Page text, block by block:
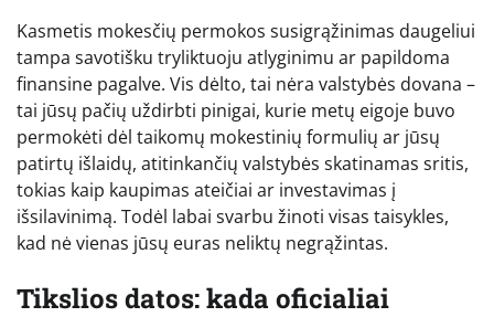
Kasmetis mokesčių permokos susigrąžinimas daugeliui
tampa savotišku tryliktuoju atlyginimu ar papildoma
finansine pagalve. Vis dėlto, tai nėra valstybės dovana –
tai jūsų pačių uždirbti pinigai, kurie metų eigoje buvo
permokėti dėl taikomų mokestinių formulių ar jūsų
patirtų išlaidų, atitinkančių valstybės skatinamas sritis,
tokias kaip kaupimas ateičiai ar investavimas į
išsilavinimą. Todėl labai svarbu žinoti visas taisykles,
kad nė vienas jūsų euras neliktų negrąžintas.
Tikslios datos: kada oficialiai